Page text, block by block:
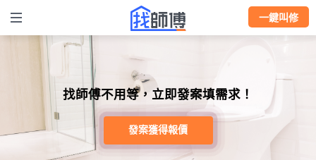
一鍵叫修
找師傅不用等，立即發案填需求！
發案獲得報價